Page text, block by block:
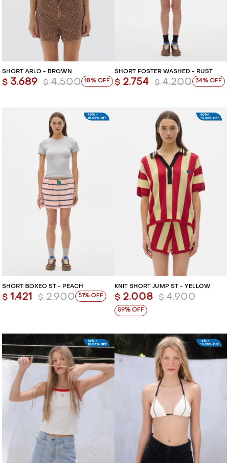
SHORT ARLO - BROWN
$ 3.689 $ 4.500 18
SHORT FOSTER WASHED - RUST
$ 2.754 $ 4.200 34
SHORT BOXEO ST - PEACH
$ 1.421 $ 2.900 51
KNIT SHORT JUMP ST - YELLOW
$ 2.008 $ 4.900
59
VESTIDOS Y MONOS
CAMISAS Y BLUSAS
SHORTS Y FALDAS
VESTIDOS Y MONOS
CAMISAS Y BLUSAS
SHORTS Y FALDAS